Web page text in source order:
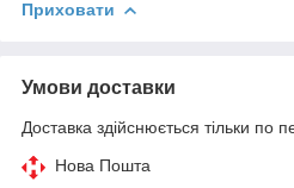
Приховати
Умови доставки
Доставка здійснюється тільки по
Нова Пошта